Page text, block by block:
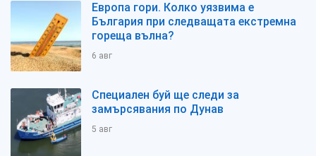
Европа гори. Колко уязвима е
България при следващата екстремна
гореща вълна?
6 авг
Специален буй ще следи за
замърсявания по Дунав
5 авг